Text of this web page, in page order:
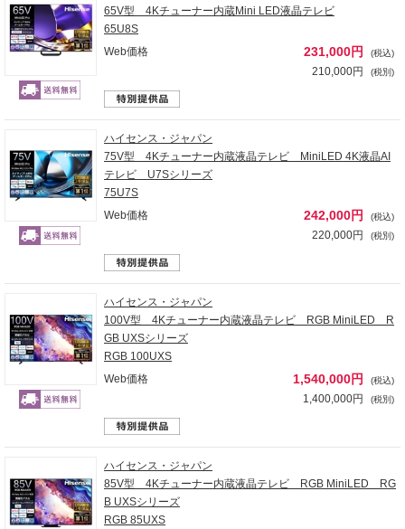
65V型 4Kチューナー内蔵Mini LED液晶テレビ
65U8S
Web価格
231,000円 (税込)
210,000円 (税別)
ハイセンス・ジャパン
75V型 4Kチューナー内蔵液晶テレビ MiniLED 4K液晶AI
テレビ U7Sシリーズ
75U7S
Web価格
242,000円 (税込)
220,000円 (税別)
ハイセンス・ジャパン
100V型 4Kチューナー内蔵液晶テレビ RGB MiniLED R
GB UXSシリーズ
RGB 100UXS
Web価格
1,540,000円 (税込)
1,400,000円 (税別)
ハイセンス・ジャパン
85V型 4Kチューナー内蔵液晶テレビ RGB MiniLED RG
B UXSシリーズ
RGB 85UXS